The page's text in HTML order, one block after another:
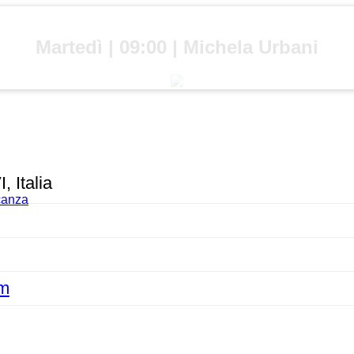
Martedì | 09:00 | Michela Urbani
Italia